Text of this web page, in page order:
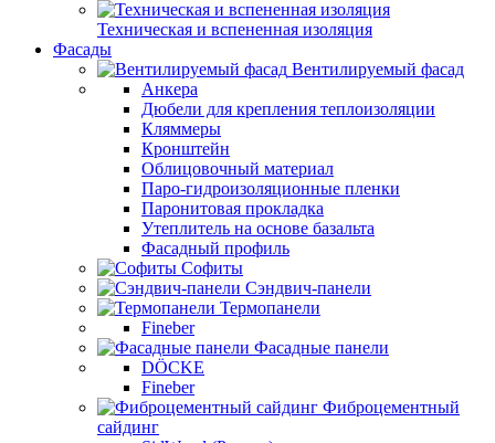
Техническая и вспененная изоляция
Фасады
Вентилируемый фасад
Анкера
Дюбели для крепления теплоизоляции
Кляммеры
Кронштейн
Облицовочный материал
Паро-гидроизоляционные пленки
Паронитовая прокладка
Утеплитель на основе базальта
Фасадный профиль
Софиты
Сэндвич-панели
Термопанели
Fineber
Фасадные панели
DÖCKE
Fineber
Фиброцементный
сайдинг